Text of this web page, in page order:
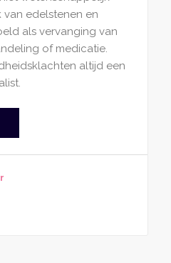
van edelstenen en
als vervanging van
of medicatie.
altijd een